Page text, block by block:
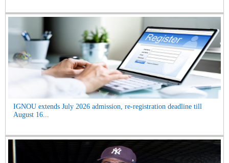
IGNOU extends July 2026 admission, re-registration deadline till
August 16...